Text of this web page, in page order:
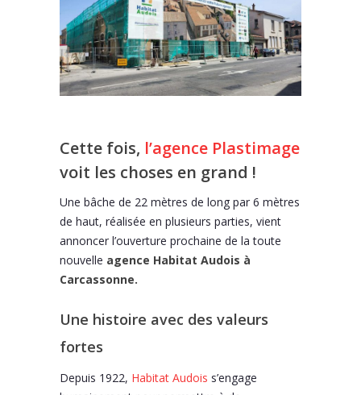
Cette fois, l’agence Plastimage
voit les choses en grand !
Une bâche de 22 mètres de long par 6 mètres
de haut, réalisée en plusieurs parties, vient
annoncer l’ouverture prochaine de la toute
nouvelle agence Habitat Audois à
Carcassonne.
Une histoire avec des valeurs
fortes
Depuis 1922, Habitat Audois s’engage